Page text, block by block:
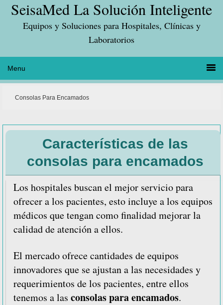
Saltar
principal
Saltar
contenido
Saltar
lateral
principal
SeisaMed La Solución Inteligente
Equipos y Soluciones para Hospitales, Clínicas y
Laboratorios
Consolas Para Encamados
Características de las
consolas para encamados
Los hospitales buscan el mejor servicio para
ofrecer a los pacientes, esto incluye a los equipos
médicos que tengan como finalidad mejorar la
calidad de atención a ellos.
El mercado ofrece cantidades de equipos
innovadores que se ajustan a las necesidades y
requerimientos de los pacientes, entre ellos
tenemos a las consolas para encamados.